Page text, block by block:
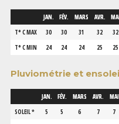
JAN. FÉV. MARS AVR.
T° C MAX
30 30 31 32 32
T° C MIN
24 24 24 25 25
Pluviométrie et
JAN. FÉV. MARS AVR. MAI
SOLEIL *
5 5 6 7 7